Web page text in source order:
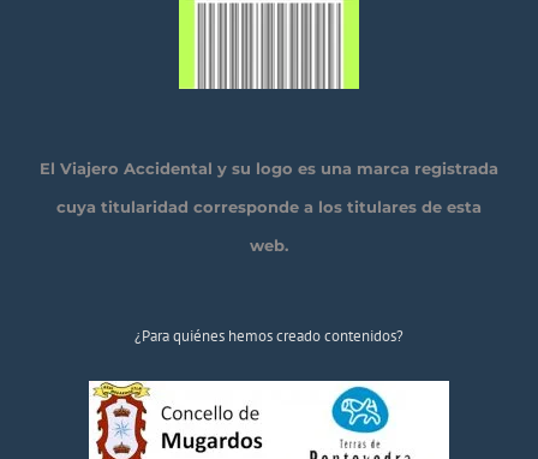
El Viajero Accidental y su logo es una marca registrada
cuya titularidad corresponde a los titulares de esta
web.
¿Para quiénes hemos creado contenidos?